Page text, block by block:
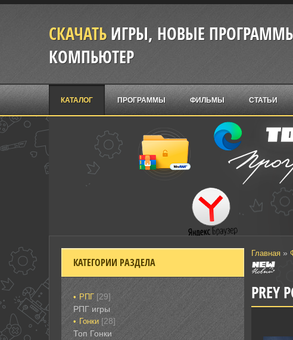
СКАЧАТЬИГРЫ, НОВЫЕ ПРОГРАММЫ
КОМПЬЮТЕР
КАТАЛОГ ПРОГРАММЫ ФИЛЬМЫ СТАТЬИ
Главная»
PREY
КАТЕГОРИИ РАЗДЕЛА
РПГ [29]
РПГ игры
Гонки‎ [28]
Топ Гонки‎